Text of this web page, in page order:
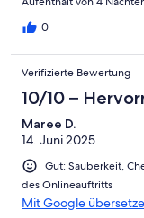
0
Verifizierte Bewertung
10/10 –
Maree D.
14. Juni 2025
Gut: Sauberkeit,
des Onlineauftritts
Mit Google